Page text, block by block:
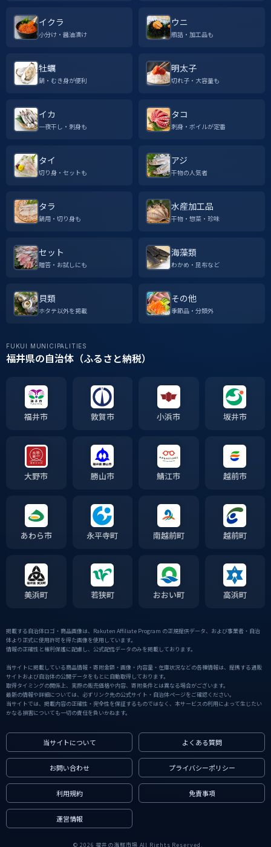
イクラ
小分け・醤油漬け
ウニ
瓶詰・加工品も
牡蠣
鍋・むき身が便利
明太子
切れ子・大容量も
イカ
一夜干し・刺身も
タコ
刺身・ボイルが定番
タイ
切り身・セットも
アジ
干物の人気者
タラ
鍋用・切り身も
水産加工品
干物・惣菜・珍味
セット
贈答・お試しにも
海藻類
わかめ・昆布など
貝類
ホタテ以外を掲載
その他
季節品・分類外
FUKUI MUNICIPALITIES
福井県の自治体（ふるさと納税）
福井市 敦賀市 小浜市 坂井市
大野市 勝山市 鯖江市 越前市
あわら市 永平寺町 南越前町 越前町
美浜町 若狭町 おおい町 高浜町
掲載する自治体ロゴ・商品画像は、Rakuten Affiliate Program の正規提供データ、および事業者・自治
体より正式に使用許可を得た画像を使用しています。
情報の正確性と権利保護に配慮し、公式配信データのみを掲載しております。
当サイトに掲載している商品情報・寄附金額・画像・内容量・在庫状況などの各種情報は、提携する通販
サイトおよび自治体の公開データをもとに自動取得しております。
取得タイミングの関係上、実際の販売価格や内容、寄附条件とは異なる場合がございます。
最新の情報や詳細については、必ずリンク先の公式サイト・自治体ページをご確認ください。
当サイトでは、掲載内容の正確性・完全性を保証するものではなく、本サービスの利用によって生じたい
かなる損害についても一切の責任を負いかねます。
当サイトについて よくある質問
お問い合わせ プライバシーポリシー
利用規約 免責事項
運営情報
© 2026 福井の海鮮市場 All Rights Reserved.